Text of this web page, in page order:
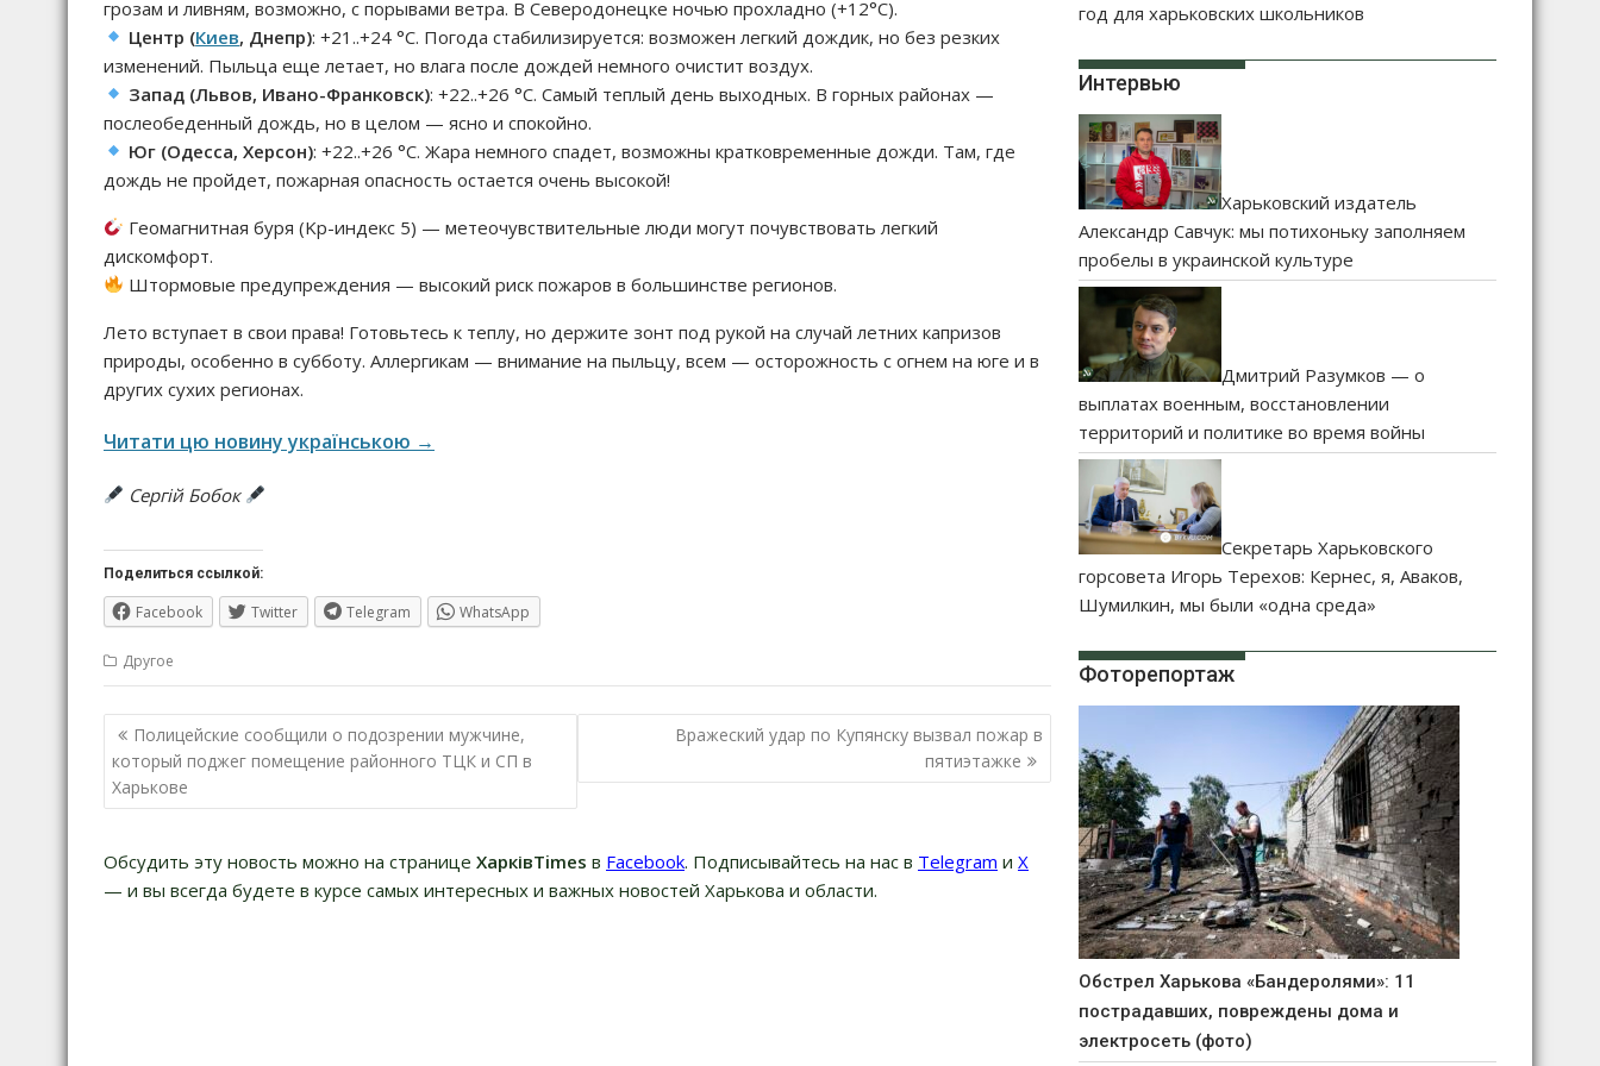
грозам и ливням, возможно, с порывами ветра. В Северодонецке ночью прохладно (+12°C).
Центр (Киев, Днепр): +21..+24 °C. Погода стабилизируется: возможен легкий дождик, но без резких
изменений. Пыльца еще летает, но влага после дождей немного очистит воздух.
Запад (Львов, Ивано-Франковск): +22..+26 °C. Самый теплый день выходных. В горных районах —
послеобеденный дождь, но в целом — ясно и спокойно.
Юг (Одесса, Херсон): +22..+26 °C. Жара немного спадет, возможны кратковременные дожди. Там, где
дождь не пройдет, пожарная опасность остается очень высокой!
Геомагнитная буря (Kp-индекс 5) — метеочувствительные люди могут почувствовать легкий
дискомфорт.
Штормовые предупреждения — высокий риск пожаров в большинстве регионов.
Лето вступает в свои права! Готовьтесь к теплу, но держите зонт под рукой на случай летних капризов
природы, особенно в субботу. Аллергикам — внимание на пыльцу, всем — осторожность с огнем на юге и в
других сухих регионах.
Читати цю новину українською →
Сергій Бобок
Поделиться ссылкой:
Facebook Twitter Telegram WhatsApp
Другое
Навигация
по
записям
Полицейские сообщили о подозрении мужчине,
который поджег помещение районного ТЦК и СП в
Харькове
Вражеский удар по Купянску вызвал пожар в
пятиэтажке
Обсудить эту новость можно на странице ХарківTimes в Facebook. Подписывайтесь на нас в Telegram и Х
— и вы всегда будете в курсе самых интересных и важных новостей Харькова и области.
год для харьковских школьников
Интервью
Харьковский издатель
Александр Савчук: мы потихоньку заполняем
пробелы в украинской культуре
Дмитрий Разумков — о
выплатах военным, восстановлении
территорий и политике во время войны
Секретарь Харьковского
горсовета Игорь Терехов: Кернес, я, Аваков,
Шумилкин, мы были «одна среда»
Фоторепортаж
Обстрел Харькова «Бандеролями»: 11
пострадавших, повреждены дома и
электросеть (фото)